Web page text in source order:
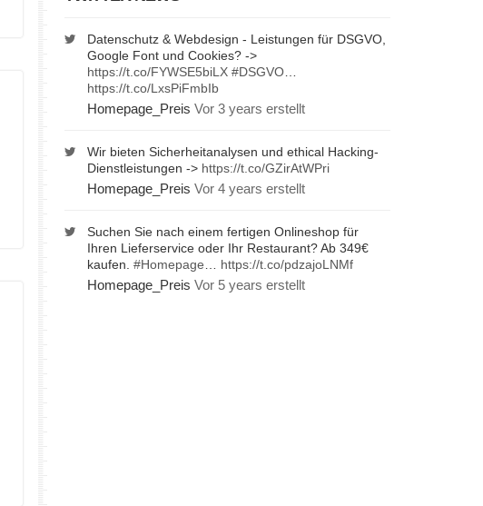
Datenschutz & Webdesign - Leistungen für DSGVO,
Google Font und Cookies? ->
https://t.co/FYWSE5biLX #DSGVO…
https://t.co/LxsPiFmbIb
Homepage_Preis Vor 3 years erstellt
Wir bieten Sicherheitanalysen und ethical Hacking-
Dienstleistungen -> https://t.co/GZirAtWPri
Homepage_Preis Vor 4 years erstellt
Suchen Sie nach einem fertigen Onlineshop für
Ihren Lieferservice oder Ihr Restaurant? Ab 349€
kaufen. #Homepage https://t.co/pdzajoLNMf
Homepage_Preis Vor 5 years erstellt